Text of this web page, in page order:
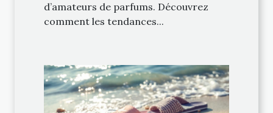
d’amateurs de parfums. Découvrez
comment les tendances...